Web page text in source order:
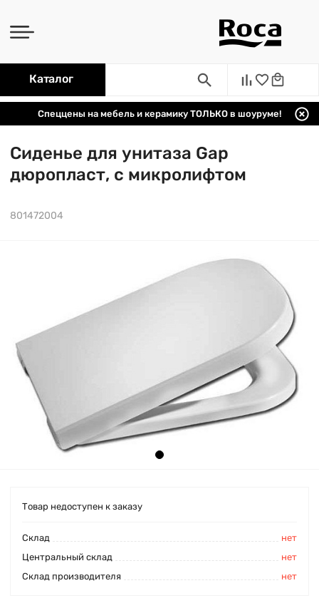
Каталог
Спеццены на мебель и керамику ТОЛЬКО в шоуруме!
Сиденье для унитаза Gap
дюропласт, с микролифтом
801472004
Товар недоступен к заказу
Cклад
нет
Центральный склад
нет
Склад производителя
нет